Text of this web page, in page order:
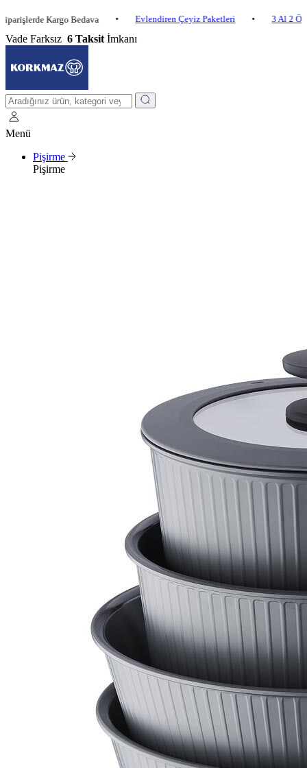
Kargo Bedava • Evlendiren Çeyiz Paketleri • 3 Al 2 Öde •
Vade Farksız 6 Taksit İmkanı
Menü
Pişirme
Pişirme